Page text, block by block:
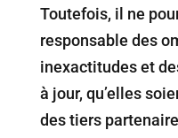
Toutefois, il ne
responsable des
inexactitudes et
à jour, qu’elles
des tiers